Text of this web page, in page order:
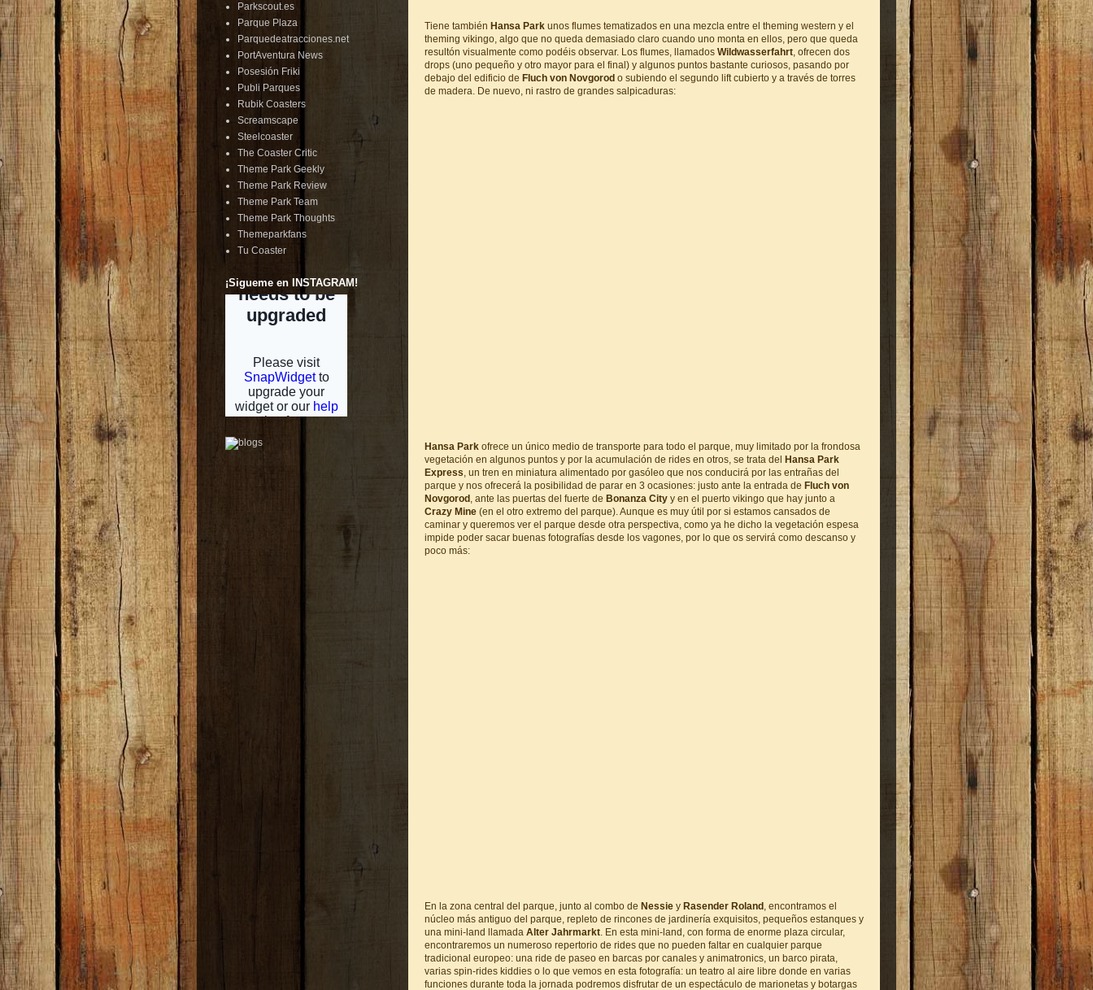
Tiene también Hansa Park unos flumes tematizados en una mezcla entre el theming western y el
theming vikingo, algo que no queda demasiado claro cuando uno monta en ellos, pero que queda
resultón visualmente como podéis observar. Los flumes, llamados Wildwasserfahrt, ofrecen dos
drops (uno pequeño y otro mayor para el final) y algunos puntos bastante curiosos, pasando por
debajo del edificio de Fluch von Novgorod o subiendo el segundo lift cubierto y a través de torres
de madera. De nuevo, ni rastro de grandes salpicaduras:
Hansa Park ofrece un único medio de transporte para todo el parque, muy limitado por la frondosa
vegetación en algunos puntos y por la acumulación de rides en otros, se trata del
Hansa Park
Express, un tren en miniatura alimentado por gasóleo que nos conducirá por las entrañas del
parque y nos ofrecerá la posibilidad de parar en 3 ocasiones: justo ante la entrada de Fluch von
Novgorod , ante las puertas del fuerte de Bonanza City y en el puerto vikingo que hay junto a
Crazy Mine (en el otro extremo del parque). Aunque es muy útil por si estamos cansados de
caminar y queremos ver el parque desde otra perspectiva, como ya he dicho la vegetación espesa
impide poder sacar buenas fotografías desde los vagones, por lo que os servirá como descanso y
poco más:
En la zona central del parque, junto al combo de Nessie y Rasender Roland , encontramos el
núcleo más antiguo del parque, repleto de rincones de jardinería exquisitos, pequeños estanques y
una mini-land llamada Alter Jahrmarkt. En esta mini-land, con forma de enorme plaza circular,
encontraremos un numeroso repertorio de rides que no pueden faltar en cualquier parque
tradicional europeo: una ride de paseo en barcas por canales y animatronics, un barco pirata,
varias spin-rides kiddies o lo que vemos en esta fotografía: un teatro al aire libre donde en varias
funciones durante toda la jornada podremos disfrutar de un espectáculo de marionetas y botargas
Parkscout.es
Parque Plaza
Parquedeatracciones.net
PortAventura News
Posesión Friki
Publi Parques
Rubik Coasters
Screamscape
Steelcoaster
The Coaster Critic
Theme Park Geekly
Theme Park Review
Theme Park Team
Theme Park Thoughts
Themeparkfans
Tu Coaster
¡Sigueme en INSTAGRAM!